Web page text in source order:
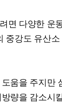
면 다양한 운
중강도 유산
움을 주지만
량을 감소시